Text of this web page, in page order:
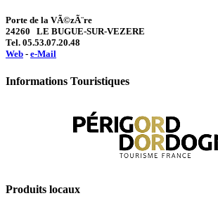
Porte de la VÃ©zÃ¨re
24260 LE BUGUE-SUR-VEZERE
Tel. 05.53.07.20.48
Web - e-Mail
Informations Touristiques
Produits locaux